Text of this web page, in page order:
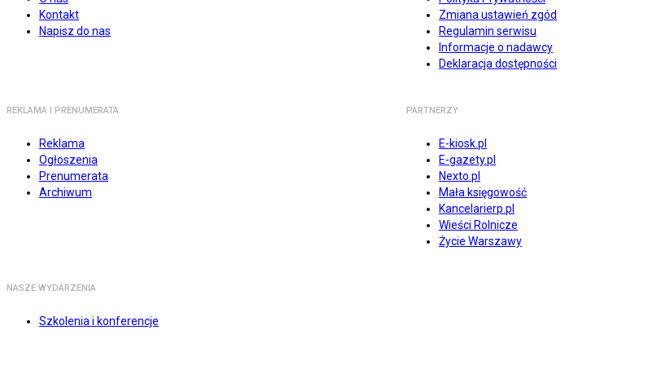
Kontakt
Napisz do nas
Zmiana ustawień zgód
Regulamin serwisu
Informacje o nadawcy
Deklaracja dostępności
REKLAMA I PRENUMERATA
Reklama
Ogłoszenia
Prenumerata
Archiwum
PARTNERZY
E-kiosk.pl
E-gazety.pl
Nexto.pl
Mała księgowość
Kancelarierp.pl
Wieści Rolnicze
Życie Warszawy
NASZE WYDARZENIA
Szkolenia i konferencje